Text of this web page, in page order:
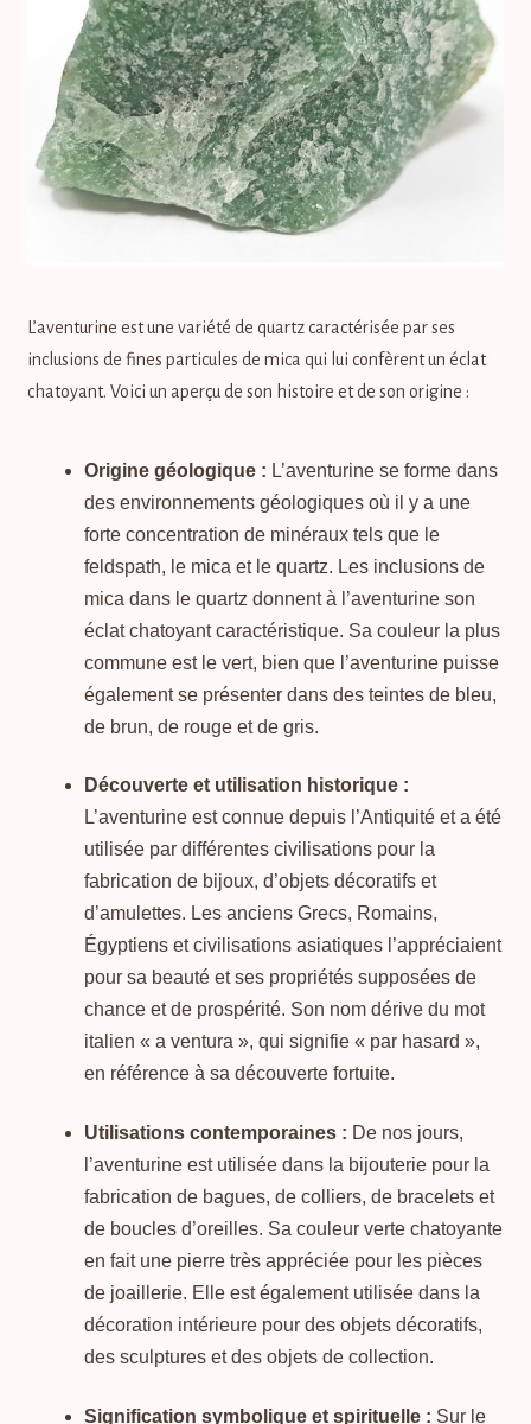
L’aventurine est une variété de quartz caractérisée par ses
inclusions de fines particules de mica qui lui confèrent un éclat
chatoyant. Voici un aperçu de son histoire et de son origine :
Origine géologique : L’aventurine se forme dans
des environnements géologiques où il y a une
forte concentration de minéraux tels que le
feldspath, le mica et le quartz. Les inclusions de
mica dans le quartz donnent à l’aventurine son
éclat chatoyant caractéristique. Sa couleur la plus
commune est le vert, bien que l’aventurine puisse
également se présenter dans des teintes de bleu,
de brun, de rouge et de gris.
Découverte et utilisation historique :
L’aventurine est connue depuis l’Antiquité et a été
utilisée par différentes civilisations pour la
fabrication de bijoux, d’objets décoratifs et
d’amulettes. Les anciens Grecs, Romains,
Égyptiens et civilisations asiatiques l’appréciaient
pour sa beauté et ses propriétés supposées de
chance et de prospérité. Son nom dérive du mot
italien « a ventura », qui signifie « par hasard »,
en référence à sa découverte fortuite.
Utilisations contemporaines : De nos jours,
l’aventurine est utilisée dans la bijouterie pour la
fabrication de bagues, de colliers, de bracelets et
de boucles d’oreilles. Sa couleur verte chatoyante
en fait une pierre très appréciée pour les pièces
de joaillerie. Elle est également utilisée dans la
décoration intérieure pour des objets décoratifs,
des sculptures et des objets de collection.
Signification symbolique et spirituelle : Sur le